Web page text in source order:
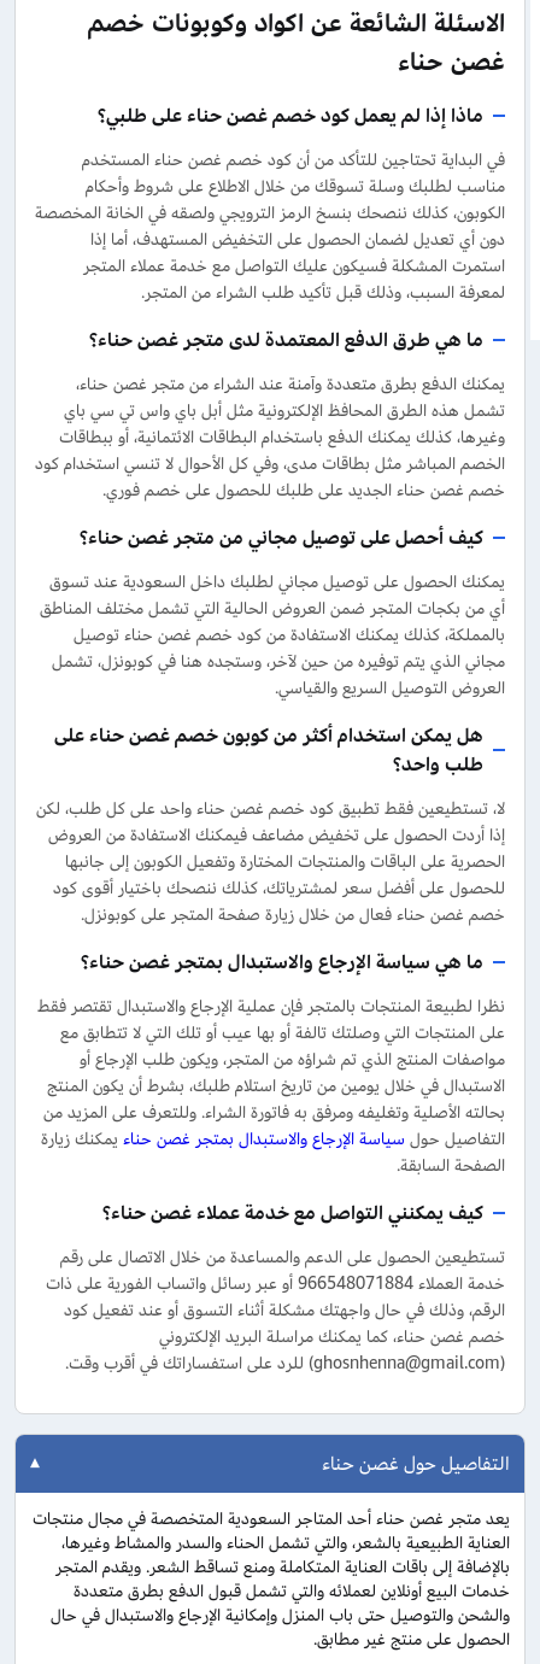
الاسئلة الشائعة عن اكواد وكوبونات خصم
غصن حناء
ماذا إذا لم يعمل كود خصم غصن حناء على طلبي؟
في البداية تحتاجين للتأكد من أن كود خصم غصن حناء المستخدم
مناسب لطلبك وسلة تسوقك من خلال الاطلاع على شروط وأحكام
الكوبون، كذلك ننصحك بنسخ الرمز الترويجي ولصقه في الخانة المخصصة
دون أي تعديل لضمان الحصول على التخفيض المستهدف، أما إذا
استمرت المشكلة فسيكون عليك التواصل مع خدمة عملاء المتجر
لمعرفة السبب، وذلك قبل تأكيد طلب الشراء من المتجر.
ما هي طرق الدفع المعتمدة لدى متجر غصن حناء؟
يمكنك الدفع بطرق متعددة وآمنة عند الشراء من متجر غصن حناء،
تشمل هذه الطرق المحافظ الإلكترونية مثل أبل باي واس تي سي باي
وغيرها، كذلك يمكنك الدفع باستخدام البطاقات الائتمانية، أو ببطاقات
الخصم المباشر مثل بطاقات مدى، وفي كل الأحوال لا تنسي استخدام كود
خصم غصن حناء الجديد على طلبك للحصول على خصم فوري.
كيف أحصل على توصيل مجاني من متجر غصن حناء؟
يمكنك الحصول على توصيل مجاني لطلبك داخل السعودية عند تسوق
أي من بكجات المتجر ضمن العروض الحالية التي تشمل مختلف المناطق
بالمملكة، كذلك يمكنك الاستفادة من كود خصم غصن حناء توصيل
مجاني الذي يتم توفيره من حين لآخر، وستجده هنا في كوبونزل، تشمل
العروض التوصيل السريع والقياسي.
هل يمكن استخدام أكثر من كوبون خصم غصن حناء على
طلب واحد؟
لا، تستطيعين فقط تطبيق كود خصم غصن حناء واحد على كل طلب، لكن
إذا أردت الحصول على تخفيض مضاعف فيمكنك الاستفادة من العروض
الحصرية على الباقات والمنتجات المختارة وتفعيل الكوبون إلى جانبها
للحصول على أفضل سعر لمشترياتك، كذلك ننصحك باختيار أقوى كود
خصم غصن حناء فعال من خلال زيارة صفحة المتجر على كوبونزل.
ما هي سياسة الإرجاع والاستبدال بمتجر غصن حناء؟
نظرا لطبيعة المنتجات بالمتجر فإن عملية الإرجاع والاستبدال تقتصر فقط
على المنتجات التي وصلتك تالفة أو بها عيب أو تلك التي لا تتطابق مع
مواصفات المنتج الذي تم شراؤه من المتجر، ويكون طلب الإرجاع أو
الاستبدال في خلال يومين من تاريخ استلام طلبك، بشرط أن يكون المنتج
بحالته الأصلية وتغليفه ومرفق به فاتورة الشراء. وللتعرف على المزيد من
التفاصيل حول سياسة الإرجاع والاستبدال بمتجر غصن حناء يمكنك زيارة
الصفحة السابقة.
كيف يمكنني التواصل مع خدمة عملاء غصن حناء؟
تستطيعين الحصول على الدعم والمساعدة من خلال الاتصال على رقم
خدمة العملاء966548071884أو عبر رسائل واتساب الفورية على ذات
الرقم، وذلك في حال واجهتك مشكلة أثناء التسوق أو عند تفعيل كود
خصم غصن حناء، كما يمكنك مراسلة البريد الإلكتروني
(
ghosnhenna@gmail.com) للرد على استفساراتك في أقرب وقت.
التفاصيل حول غصن حناء
يعد متجر غصن حناء أحد المتاجر السعودية المتخصصة في مجال منتجات
العناية الطبيعية بالشعر، والتي تشمل الحناء والسدر والمشاط وغيرها،
بالإضافة إلى باقات العناية المتكاملة ومنع تساقط الشعر. ويقدم المتجر
خدمات البيع أونلاين لعملائه والتي تشمل قبول الدفع بطرق متعددة
والشحن والتوصيل حتى باب المنزل وإمكانية الإرجاع والاستبدال في حال
الحصول على منتج غير مطابق.